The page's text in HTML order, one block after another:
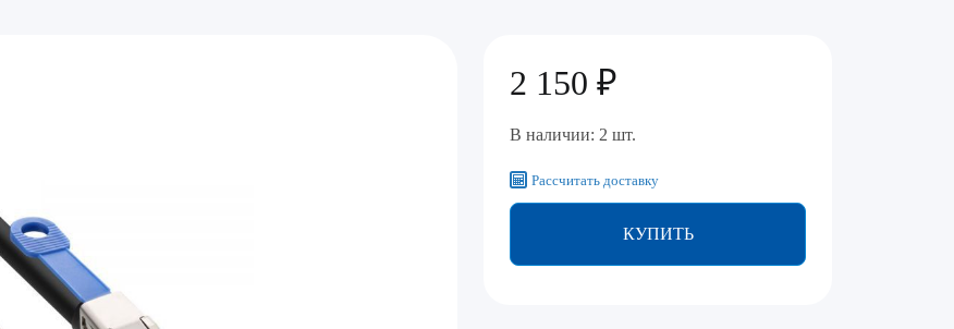
2 150 ₽
В наличии: 2 шт.
Рассчитать доставку
КУПИТЬ